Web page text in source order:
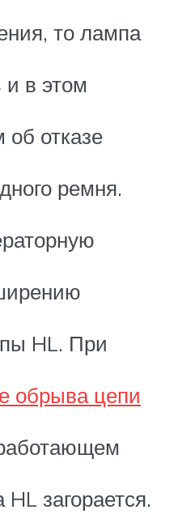
то лампа
и в этом
об отказе
ремня.
HL. При
обрыва цепи
загорается.